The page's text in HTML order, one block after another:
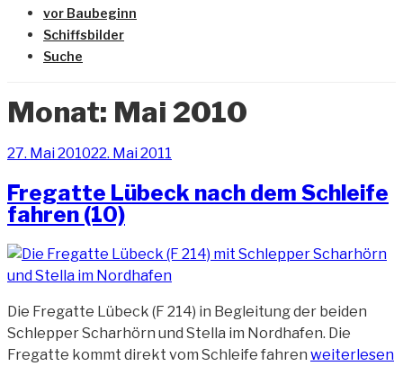
vor Baubeginn
Schiffsbilder
Suche
Monat: Mai 2010
Veröffentlicht
27. Mai 201022. Mai 2011
Fregatte Lübeck nach dem Schleife
fahren (10)
Die Fregatte Lübeck (F 214) in Begleitung der beiden
Schlepper Scharhörn und Stella im Nordhafen. Die
Fregatte kommt direkt vom Schleife fahren „Fregatte
weiterlesen